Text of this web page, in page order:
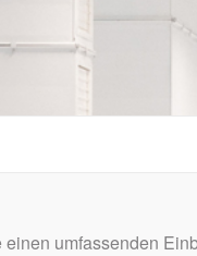
umfassenden